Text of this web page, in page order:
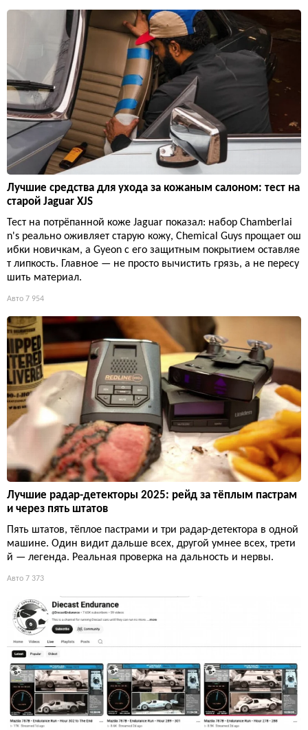
Лучшие средства для ухода за кожаным салоном: тест на
старой Jaguar XJS
Тест на потрёпанной коже Jaguar показал: набор Chamberlai
n's реально оживляет старую кожу, Chemical Guys прощает ош
ибки новичкам, а Gyeon с его защитным покрытием оставляе
т липкость. Главное — не просто вычистить грязь, а не пересу
шить материал.
Авто 7 954
Лучшие радар-детекторы 2025: рейд за тёплым пастрам
и через пять штатов
Пять штатов, тёплое пастрами и три радар-детектора в одной
машине. Один видит дальше всех, другой умнее всех, трети
й — легенда. Реальная проверка на дальность и нервы.
Авто 7 373